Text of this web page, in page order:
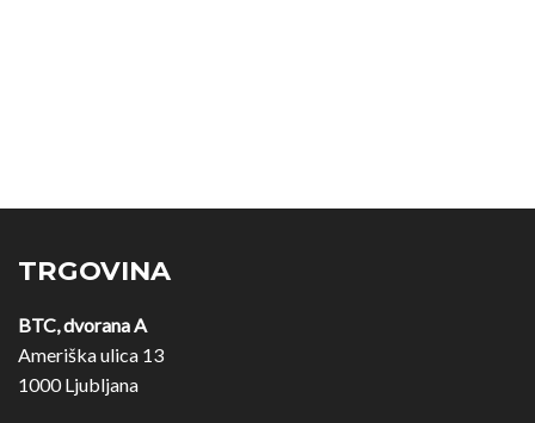
TRGOVINA
BTC, dvorana A
Ameriška ulica 13
1000 Ljubljana